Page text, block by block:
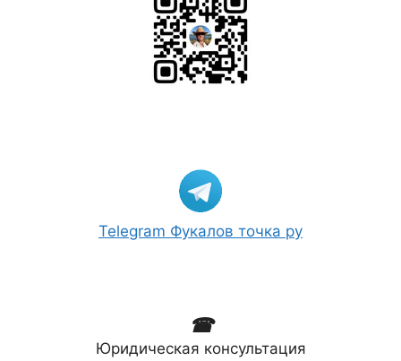
Telegram Фукалов точка ру
☎
Юридическая консультация